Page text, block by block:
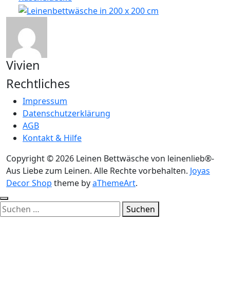
Vivien
Rechtliches
Impressum
Datenschutzerklärung
AGB
Kontakt & Hilfe
Copyright © 2026 Leinen Bettwäsche von leinenlieb®-
Aus Liebe zum Leinen. Alle Rechte vorbehalten. Joyas
Decor Shop theme byaThemeArt.
Suchen